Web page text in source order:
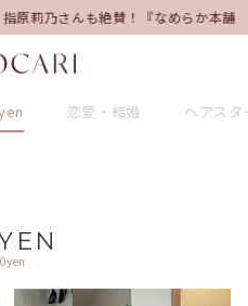
指原莉乃さんも絶賛！『なめらか本舗』
恋愛・結婚 ヘアスタ